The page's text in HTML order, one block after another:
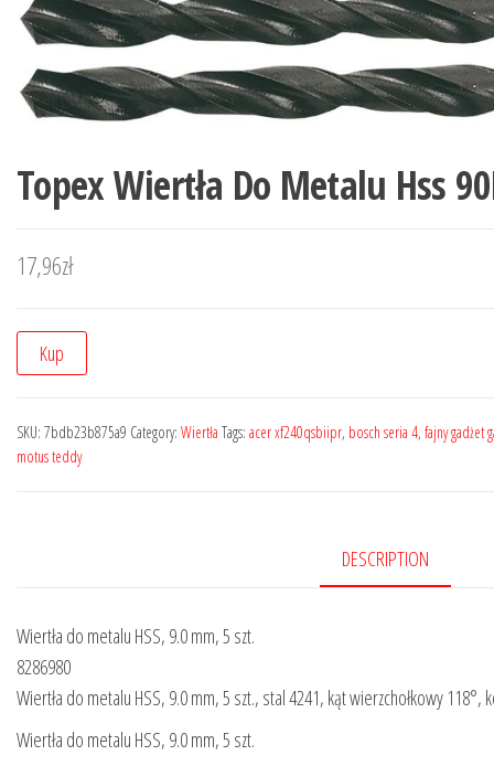
Topex Wiertła Do Metalu Hss
17,96zł
Kup
SKU: 7bdb23b875a9 Category: Wiertła Tags: acer xf240qsbiipr, bosch seria 4, fajny gadżet
motus teddy
DESCRIPTION
Wiertła do metalu HSS, 9.0 mm, 5 szt.
8286980
Wiertła do metalu HSS, 9.0 mm, 5 szt., stal 4241, kąt wierzchołkowy 118°,
Wiertła do metalu HSS, 9.0 mm, 5 szt.